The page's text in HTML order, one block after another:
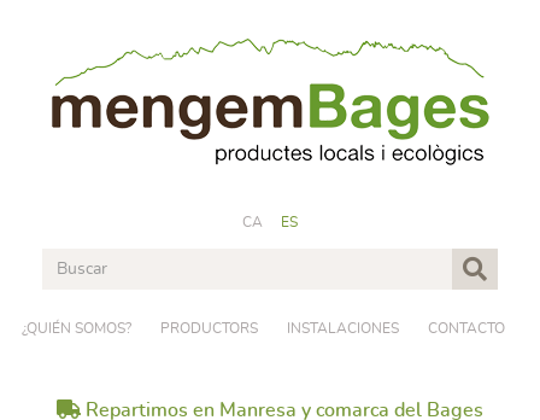
CA ES
¿QUIÉN SOMOS? PRODUCTORS INSTALACIONES CONTACTO
Repartimos en Manresa y comarca del Bages